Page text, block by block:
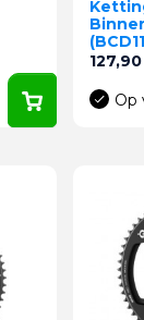
Prijs
127,90
Op